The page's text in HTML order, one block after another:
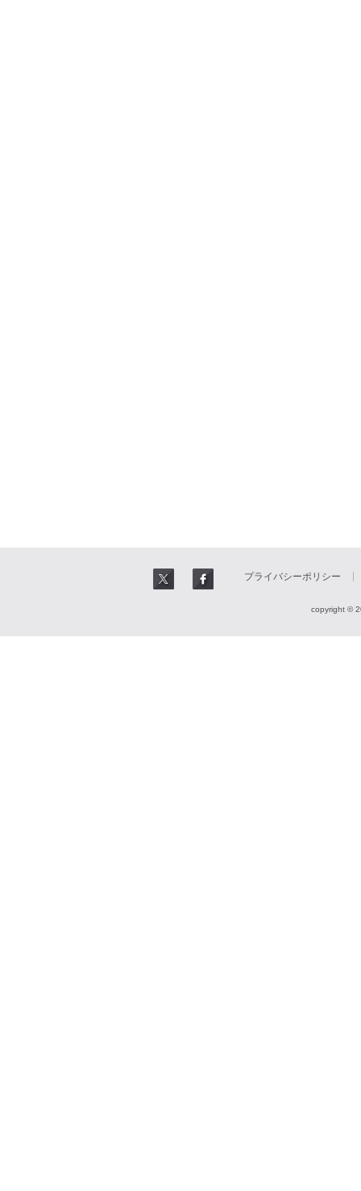
プライバシーポリシー
copyright ©